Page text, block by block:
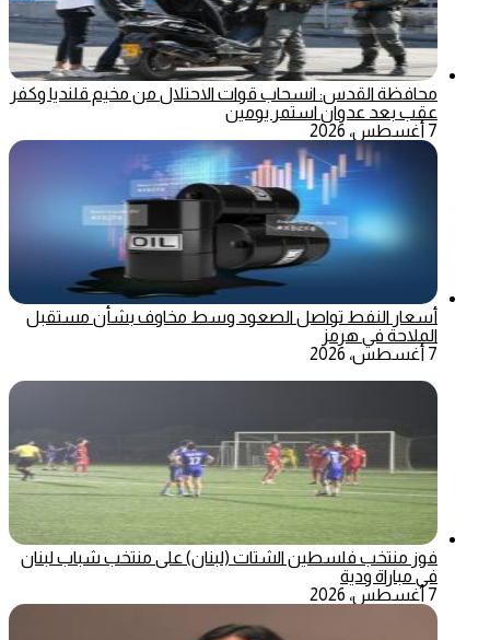
محافظة القدس: انسحاب قوات الاحتلال من مخيم قلنديا وكفر
عقب بعد عدوان استمر يومين
7 أغسطس، 2026
أسعار النفط تواصل الصعود وسط مخاوف بشأن مستقبل
الملاحة في هرمز
7 أغسطس، 2026
فوز منتخب فلسطين الشتات (لبنان) على منتخب شباب لبنان
في مباراة ودية
7 أغسطس، 2026